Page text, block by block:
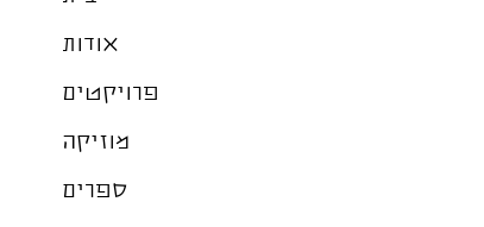
אודות
פרויקטים
מוזיקה
ספרים